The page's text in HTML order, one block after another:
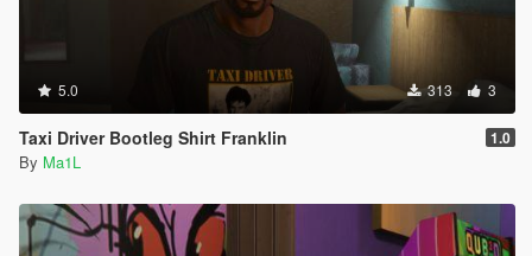
5.0 313 3
Taxi Driver Bootleg Shirt Franklin 1.0
By Ma1L